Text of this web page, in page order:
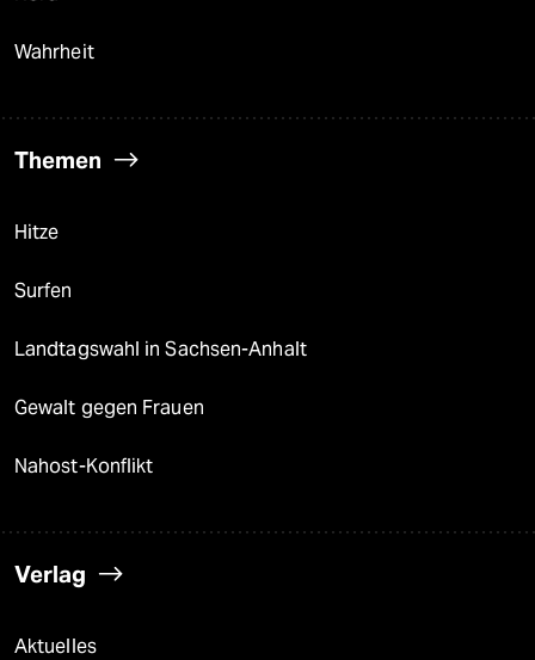
Wahrheit
Themen
Hitze
Surfen
Landtagswahl in Sachsen-Anhalt
Gewalt gegen Frauen
Nahost-Konflikt
Verlag
Aktuelles